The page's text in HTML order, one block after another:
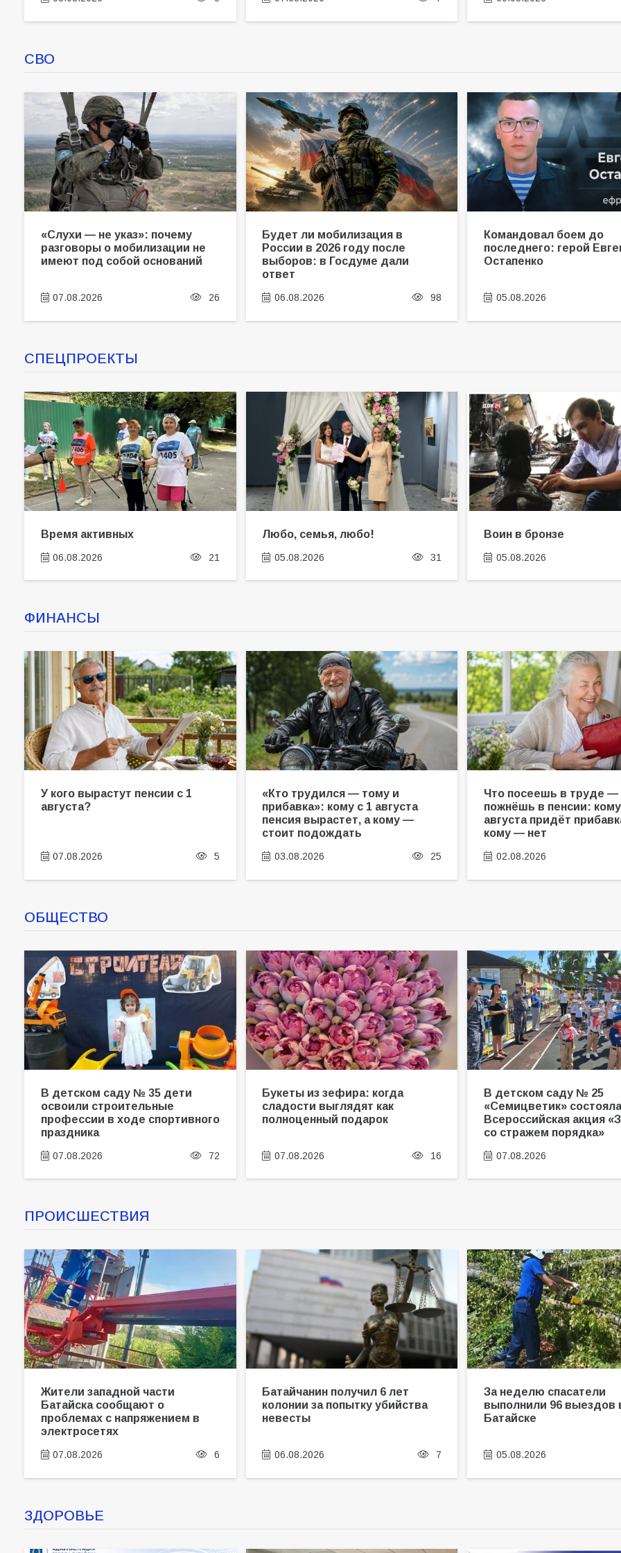
07.08.2026 26
07.08.2026 5
«Утро холодное — зима
лютая»: как 7 августа
2026 года предсказать
зиму и не навлечь беду
07.08.2026 7
Батайчанин получил 6
лет колонии за попытку
06.08.2026 7
06.08.2026 98
Батайчане привезли 20
наград с областных
соревнований
06.08.2026 163
СВО
«Слухи — не указ»: почему
разговоры о мобилизации не
имеют под собой оснований
07.08.2026 26
Будет ли мобилизация в
России в 2026 году после
выборов: в Госдуме дали
ответ
06.08.2026 98
Командовал боем до
последнего: герой
Остапенко
05.08.2026
СПЕЦПРОЕКТЫ
Время активных
06.08.2026 21
Любо, семья, любо!
05.08.2026 31
Воин в бронзе
05.08.2026
ФИНАНСЫ
У кого вырастут пенсии с 1
августа?
07.08.2026 5
«Кто трудился — тому и
прибавка»: кому с 1 августа
пенсия вырастет, а кому —
стоит подождать
03.08.2026 25
Что посеешь в труде —
пожнёшь в пенсии:
августа придёт
кому — нет
02.08.2026
ОБЩЕСТВО
В детском саду № 35 дети
освоили строительные
профессии в ходе спортивного
праздника
07.08.2026 72
Букеты из зефира: когда
сладости выглядят как
полноценный подарок
07.08.2026 16
В детском саду № 25
«Семицветик»
Всероссийская акция
со стражем порядка»
07.08.2026
ПРОИСШЕСТВИЯ
Жители западной части
Батайска сообщают о
проблемах с напряжением в
электросетях
07.08.2026 6
Батайчанин получил 6 лет
колонии за попытку убийства
невесты
06.08.2026 7
За неделю спасатели
выполнили 96 выездов
Батайске
05.08.2026
ЗДОРОВЬЕ